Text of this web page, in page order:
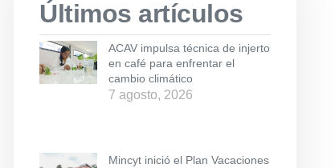
Últimos artículos
ACAV impulsa técnica de injerto
en café para enfrentar el
cambio climático
7 agosto, 2026
Mincyt inició el Plan Vacaciones